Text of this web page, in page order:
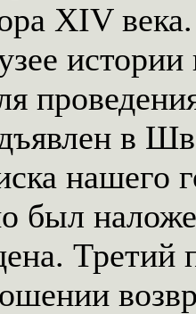
XIV
истории
в
нашего
был
Третий